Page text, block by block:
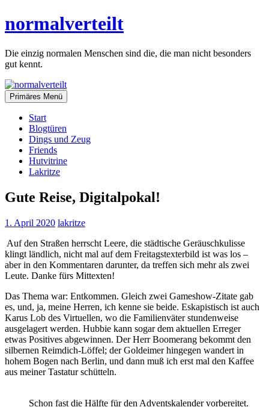
Inhalt
normalverteilt
Die einzig normalen Menschen sind die, die man nicht besonders
gut kennt.
Primäres Menü
Start
Blogtüren
Dings und Zeug
Friends
Hutvitrine
Lakritze
Gute Reise, Digitalpokal!
1. April 2020 lakritze
Auf den Straßen herrscht Leere, die städtische Geräuschkulisse
klingt ländlich, nicht mal auf dem Freitagstexterbild ist was los –
aber in den Kommentaren darunter, da treffen sich mehr als zwei
Leute. Danke fürs Mittexten!
Das Thema war: Entkommen. Gleich zwei Gameshow-Zitate gab
es, und, ja, meine Herren, ich kenne sie beide. Eskapistisch ist auch
Karus Lob des Virtuellen, wo die Familienväter stundenweise
ausgelagert werden. Hubbie kann sogar dem aktuellen Erreger
etwas Positives abgewinnen. Der Herr Boomerang bekommt den
silbernen Reimdich-Löffel; der Goldeimer hingegen wandert in
hohem Bogen nach Berlin, und dann muß ich erst mal den Kaffee
aus meiner Tastatur schütteln.
Schon fast die Hälfte für den Adventskalender vorbereitet.